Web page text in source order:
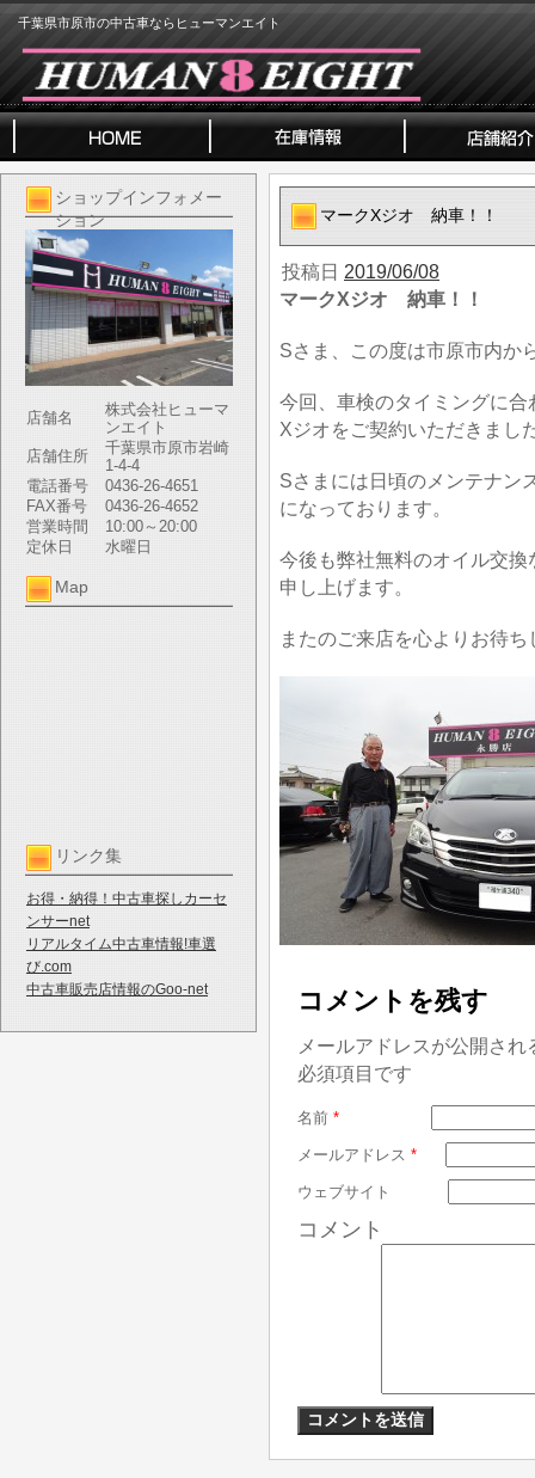
千葉県市原市の中古車ならヒューマンエイト
ショップインフォメー
ション
店舗名
株式会社ヒューマ
ンエイト
店舗住所
千葉県市原市岩崎
1-4-4
電話番号
0436-26-4651
FAX番号
0436-26-4652
営業時間
10:00～20:00
定休日
水曜日
Map
リンク集
お得・納得！中古車探しカーセ
ンサーnet
リアルタイム中古車情報!車選
び.com
中古車販売店情報のGoo-net
マークXジオ 納車！！
投稿日 2019/06/08
マークXジオ 納車！！
Sさま、この度は市原市内か
今回、車検のタイミングに
Xジオをご契約いただきまし
Sさまには日頃のメンテナン
になっております。
今後も弊社無料のオイル交
申し上げます。
またのご来店を心よりお待
コメントを残す
メールアドレスが公開さ
必須項目です
名前 *
メールアドレス *
ウェブサイト
コメント